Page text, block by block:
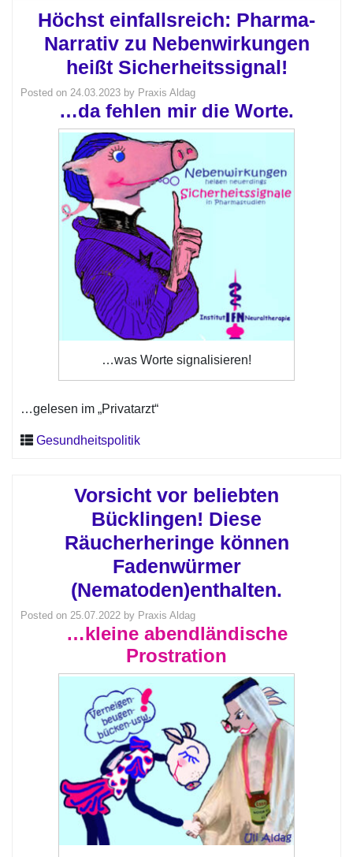
Höchst einfallsreich: Pharma-
Narrativ zu Nebenwirkungen
heißt Sicherheitssignal!
Posted on 24.03.2023 by Praxis Aldag
…da fehlen mir die Worte.
…was Worte signalisieren!
…gelesen im „Privatarzt“
Gesundheitspolitik
Vorsicht vor beliebten
Bücklingen! Diese
Räucherheringe können
Fadenwürmer
(Nematoden)enthalten.
Posted on 25.07.2022 by Praxis Aldag
…kleine abendländische
Prostration